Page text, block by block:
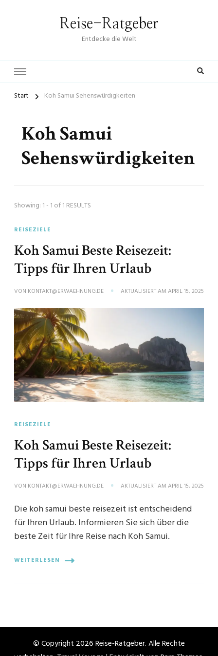
Reise-Ratgeber
Entdecke die Welt
Start Koh Samui Sehenswürdigkeiten
Koh Samui
Sehenswürdigkeiten
Showing: 1 - 1 of 1 RESULTS
REISEZIELE
Koh Samui Beste Reisezeit:
Tipps für Ihren Urlaub
VON KONTAKT@ERWAEHNUNG.DE AKTUALISIERT AM APRIL 15, 2025
REISEZIELE
Koh Samui Beste Reisezeit:
Tipps für Ihren Urlaub
VON KONTAKT@ERWAEHNUNG.DE AKTUALISIERT AM APRIL 15, 2025
Die koh samui beste reisezeit ist entscheidend
für Ihren Urlaub. Informieren Sie sich über die
beste Zeit für Ihre Reise nach Koh Samui.
WEITERLESEN
© Copyright 2026Reise-Ratgeber. Alle Rechte